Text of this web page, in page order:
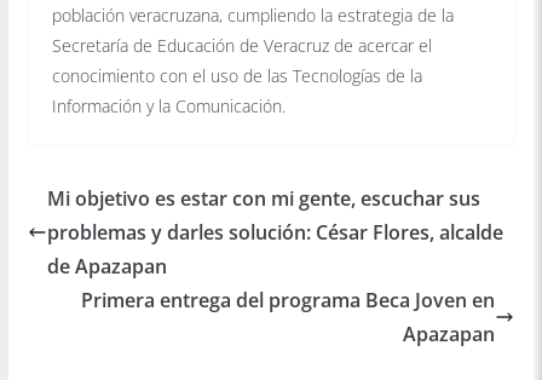
población veracruzana, cumpliendo la estrategia de la
Secretaría de Educación de Veracruz de acercar el
conocimiento con el uso de las Tecnologías de la
Información y la Comunicación.
Mi objetivo es estar con mi gente, escuchar sus
problemas y darles solución: César Flores, alcalde
de Apazapan
Primera entrega del programa Beca Joven en
Apazapan